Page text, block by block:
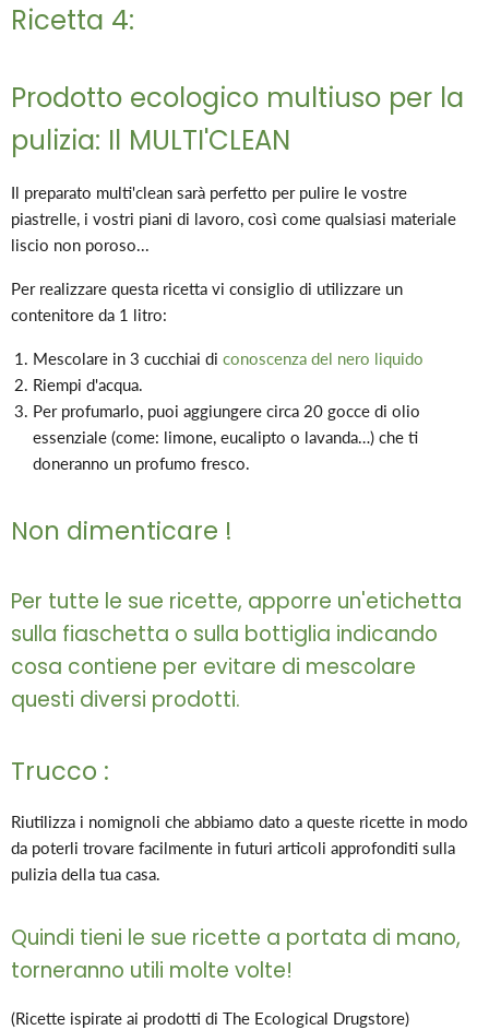
Ricetta 4:
Prodotto ecologico multiuso per la
pulizia: Il MULTI'CLEAN
Il preparato multi'clean sarà perfetto per pulire le vostre
piastrelle, i vostri piani di lavoro, così come qualsiasi materiale
liscio non poroso...
Per realizzare questa ricetta vi consiglio di utilizzare un
contenitore da 1 litro:
Mescolare in 3 cucchiai di conoscenza del nero liquido
Riempi d'acqua.
Per profumarlo, puoi aggiungere circa 20 gocce di olio
essenziale (come: limone, eucalipto o lavanda…) che ti
doneranno un profumo fresco.
Non dimenticare !
Per tutte le sue ricette, apporre un'etichetta
sulla fiaschetta o sulla bottiglia indicando
cosa contiene per evitare di mescolare
questi diversi prodotti.
Trucco :
Riutilizza i nomignoli che abbiamo dato a queste ricette in modo
da poterli trovare facilmente in futuri articoli approfonditi sulla
pulizia della tua casa.
Quindi tieni le sue ricette a portata di mano,
torneranno utili molte volte!
(Ricette ispirate ai prodotti di The Ecological Drugstore)